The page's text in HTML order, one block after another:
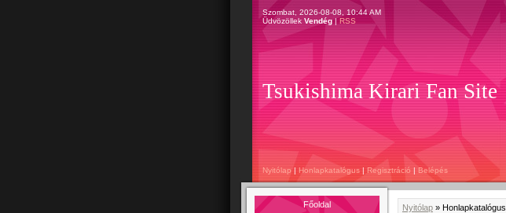
Szombat, 2026-08-08, 10:44 AM
Üdvözöllek Vendég|RSS
Tsukishima Kirari Fan Site
Nyitólap| Honlapkatalógus | Regisztráció | Belépés
Főoldal
Nyitólap » Honlapkatalógus